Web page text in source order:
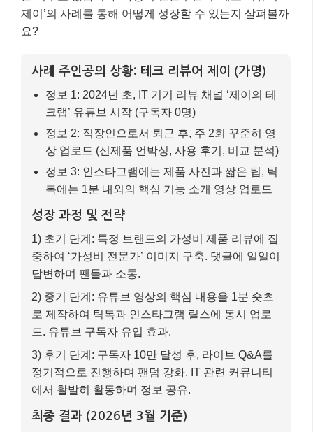
제이’의 사례를 통해 어떻게 성장할 수 있는지 살펴볼까
요?
사례 주인공의 상황: 테크 리뷰어 제이 (가명)
정보 1: 2024년 초, IT 기기 리뷰 채널 ‘제이의 테
크랩’ 유튜브 시작 (구독자 0명)
정보 2: 직장인으로서 퇴근 후, 주 2회 꾸준히 영
상 업로드 (신제품 언박싱, 사용 후기, 비교 분석)
정보 3: 인스타그램에는 제품 사진과 짧은 팁, 틱
톡에는 1분 내외의 핵심 기능 소개 영상 업로드
성장 과정 및 전략
1) 초기 단계: 특정 브랜드의 가성비 제품 리뷰에 집
중하여 ‘가성비 전문가’ 이미지 구축. 댓글에 일일이
답변하며 팬들과 소통.
2) 중기 단계: 유튜브 영상의 핵심 내용을 1분 숏츠
로 제작하여 틱톡과 인스타그램 릴스에 동시 업로
드. 유튜브 구독자 유입 효과.
3) 후기 단계: 구독자 10만 달성 후, 라이브 Q&A를
정기적으로 진행하며 팬덤 강화. IT 관련 커뮤니티
에서 활발히 활동하며 정보 공유.
최종 결과 (2026년 3월 기준)